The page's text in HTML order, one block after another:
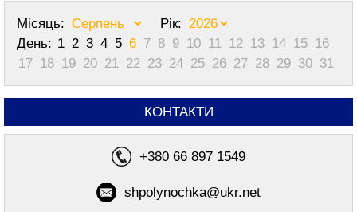
Місяць:
Рік:
День: 1 2 3 4 5 6 7 8 9 10 11 12 13 14 15 16
17 18 19 20 21 22 23 24 25 26 27 28 29 30 31
КОНТАКТИ
+380 66 897 1549
shpolynochka@ukr.net